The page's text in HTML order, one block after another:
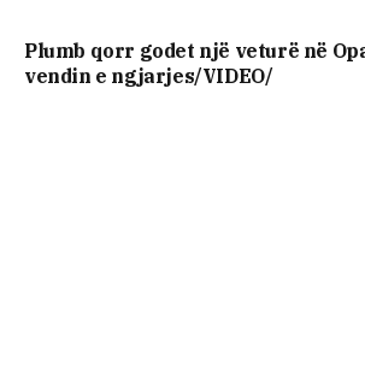
Plumb qorr godet një veturë në
vendin e ngjarjes/VIDEO/